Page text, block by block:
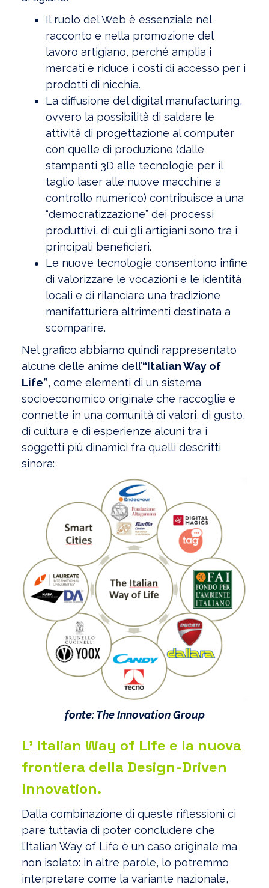
Il ruolo del Web è essenziale nel
racconto e nella promozione del
lavoro artigiano, perché amplia i
mercati e riduce i costi di accesso per i
prodotti di nicchia.
La diffusione del digital manufacturing,
ovvero la possibilità di saldare le
attività di progettazione al computer
con quelle di produzione (dalle
stampanti 3D alle tecnologie per il
taglio laser alle nuove macchine a
controllo numerico) contribuisce a una
“democratizzazione” dei processi
produttivi, di cui gli artigiani sono tra i
principali beneficiari.
Le nuove tecnologie consentono infine
di valorizzare le vocazioni e le identità
locali e di rilanciare una tradizione
manifatturiera altrimenti destinata a
scomparire.
Nel grafico abbiamo quindi rappresentato
alcune delle anime dell’“Italian Way of
Life”, come elementi di un sistema
socioeconomico originale che raccoglie e
connette in una comunità di valori, di gusto,
di cultura e di esperienze alcuni tra i
soggetti più dinamici fra quelli descritti
sinora:
fonte: The Innovation Group
L’ Italian Way of Life e la nuova
frontiera della Design-Driven
Innovation.
Dalla combinazione di queste riflessioni ci
pare tuttavia di poter concludere che
l’Italian Way of Life è un caso originale ma
non isolato: in altre parole, lo potremmo
interpretare come la variante nazionale,